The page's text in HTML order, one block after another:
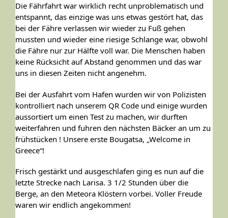
Die Fährfahrt war wirklich recht unproblematisch und
entspannt, das einzige was uns etwas gestört hat, das
bei der Fähre verlassen wir wieder zu Fuß gehen
mussten und wieder eine riesige Schlange war, obwohl
die Fähre nur zur Hälfte voll war. Die Menschen haben
keine Rücksicht auf Abstand genommen und das war
uns in diesen Zeiten nicht angenehm.
Bei der Ausfahrt vom Hafen wurden wir von Polizisten
kontrolliert nach unserem QR Code und einige wurden
aussortiert um einen Test zu machen, wir durften
weiterfahren und fuhren den nächsten Bäcker an um zu
frühstücken ! Unsere erste Bougatsa, „Welcome in
Greece“!
Frisch gestärkt und ausgeschlafen ging es nun auf die
letzte Strecke nach Larisa. 3 1/2 Stunden über die
Berge, an den Meteora Klöstern vorbei. Voller Freude
waren wir endlich angekommen!